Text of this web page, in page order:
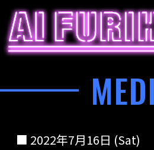
2022年7月16日 (Sat)